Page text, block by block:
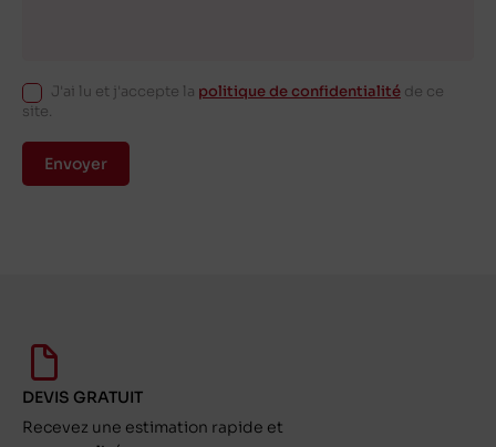
J'ai lu et j'accepte la politique de confidentialité de ce
site.
Envoyer
DEVIS GRATUIT
Recevez une estimation rapide et